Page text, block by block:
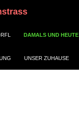
DAMALS UND HEUTE
UNSER ZUHAUSE